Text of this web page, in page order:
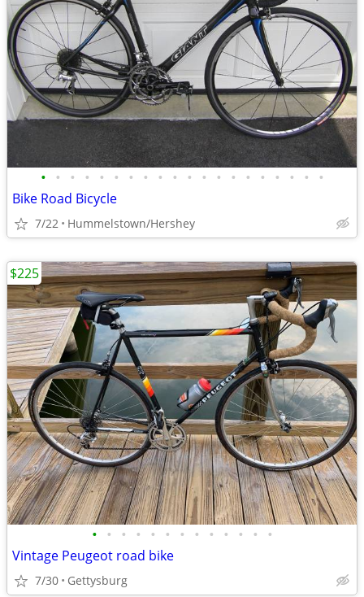
• • • • • • • • • • • • • • • • • • • •
Bike Road Bicycle
7/22 Hummelstown/Hershey
• • • • • • • • • • • • •
Vintage Peugeot road bike
7/30 Gettysburg
$225